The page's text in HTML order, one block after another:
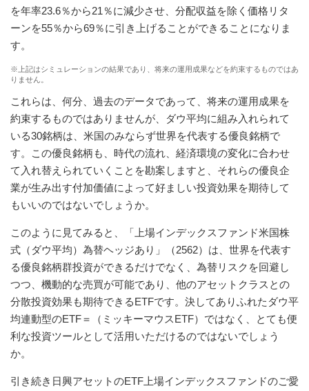
を年率23.6％から21％に減少させ、分配収益を除く価格リタ
ーンを55％から69％に引き上げることができることになりま
す。
※上記はシミュレーションの結果であり、将来の運用成果などを約束するものではあ
りません。
これらは、何分、過去のデータであって、将来の運用成果を
約束するものではありませんが、ダウ平均に組み入れられて
いる30銘柄は、米国のみならず世界を代表する優良銘柄で
す。この優良銘柄も、時代の流れ、経済環境の変化に合わせ
て入れ替えられていくことを勘案しますと、それらの優良企
業が生み出す付加価値によって好ましい投資効果を期待して
もいいのではないでしょうか。
このように見てみると、「上場インデックスファンド米国株
式（ダウ平均）為替ヘッジあり」（2562）は、世界を代表す
る優良銘柄群投資ができるだけでなく、為替リスクを回避し
つつ、機動的な売買が可能であり、他のアセットクラスとの
分散投資効果も期待できるETFです。決してありふれたダウ平
均連動型のETF＝（ミッキーマウスETF）ではなく、とても便
利な投資ツールとして活用いただけるのではないでしょう
か。
引き続き日興アセットのETF上場インデックスファンドのご愛